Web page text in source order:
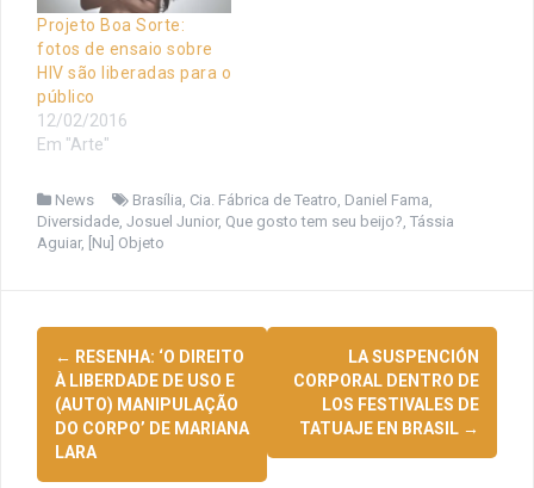
Projeto Boa Sorte:
fotos de ensaio sobre
HIV são liberadas para o
público
12/02/2016
Em "Arte"
News Brasília, Cia. Fábrica de Teatro, Daniel Fama,
Diversidade, Josuel Junior, Que gosto tem seu beijo?, Tássia
Aguiar, [Nu] Objeto
Navegação
de
posts
← RESENHA: ‘O DIREITO
À LIBERDADE DE USO E
(AUTO) MANIPULAÇÃO
DO CORPO’ DE MARIANA
LARA
LA SUSPENCIÓN
CORPORAL DENTRO DE
LOS FESTIVALES DE
TATUAJE EN BRASIL →